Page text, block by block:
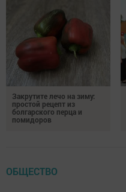
Закрутите лечо на зиму:
простой рецепт из
болгарского перца и
помидоров
ОБЩЕСТВО